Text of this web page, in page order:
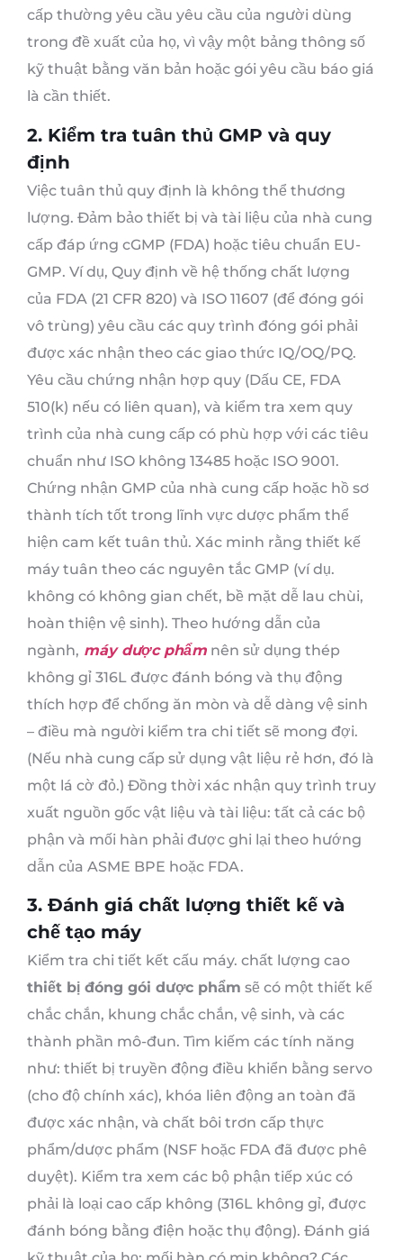
cấp thường yêu cầu yêu cầu của người dùng
trong đề xuất của họ, vì vậy một bảng thông số
kỹ thuật bằng văn bản hoặc gói yêu cầu báo giá
là cần thiết.
2. Kiểm tra tuân thủ GMP và quy
định
Việc tuân thủ quy định là không thể thương
lượng. Đảm bảo thiết bị và tài liệu của nhà cung
cấp đáp ứng cGMP (FDA) hoặc tiêu chuẩn EU-
GMP. Ví dụ, Quy định về hệ thống chất lượng
của FDA (21 CFR 820) và ISO 11607 (để đóng gói
vô trùng) yêu cầu các quy trình đóng gói phải
được xác nhận theo các giao thức IQ/OQ/PQ.
Yêu cầu chứng nhận hợp quy (Dấu CE, FDA
510(k) nếu có liên quan), và kiểm tra xem quy
trình của nhà cung cấp có phù hợp với các tiêu
chuẩn như ISO không 13485 hoặc ISO 9001.
Chứng nhận GMP của nhà cung cấp hoặc hồ sơ
thành tích tốt trong lĩnh vực dược phẩm thể
hiện cam kết tuân thủ. Xác minh rằng thiết kế
máy tuân theo các nguyên tắc GMP (ví dụ.
không có không gian chết, bề mặt dễ lau chùi,
hoàn thiện vệ sinh). Theo hướng dẫn của
ngành, máy dược phẩm nên sử dụng thép
không gỉ 316L được đánh bóng và thụ động
thích hợp để chống ăn mòn và dễ dàng vệ sinh
– điều mà người kiểm tra chi tiết sẽ mong đợi.
(Nếu nhà cung cấp sử dụng vật liệu rẻ hơn, đó là
một lá cờ đỏ.) Đồng thời xác nhận quy trình truy
xuất nguồn gốc vật liệu và tài liệu: tất cả các bộ
phận và mối hàn phải được ghi lại theo hướng
dẫn của ASME BPE hoặc FDA.
3. Đánh giá chất lượng thiết kế và
chế tạo máy
Kiểm tra chi tiết kết cấu máy. chất lượng cao
thiết bị đóng gói dược phẩm sẽ có một thiết kế
chắc chắn, khung chắc chắn, vệ sinh, và các
thành phần mô-đun. Tìm kiếm các tính năng
như: thiết bị truyền động điều khiển bằng servo
(cho độ chính xác), khóa liên động an toàn đã
được xác nhận, và chất bôi trơn cấp thực
phẩm/dược phẩm (NSF hoặc FDA đã được phê
duyệt). Kiểm tra xem các bộ phận tiếp xúc có
phải là loại cao cấp không (316L không gỉ, được
đánh bóng bằng điện hoặc thụ động). Đánh giá